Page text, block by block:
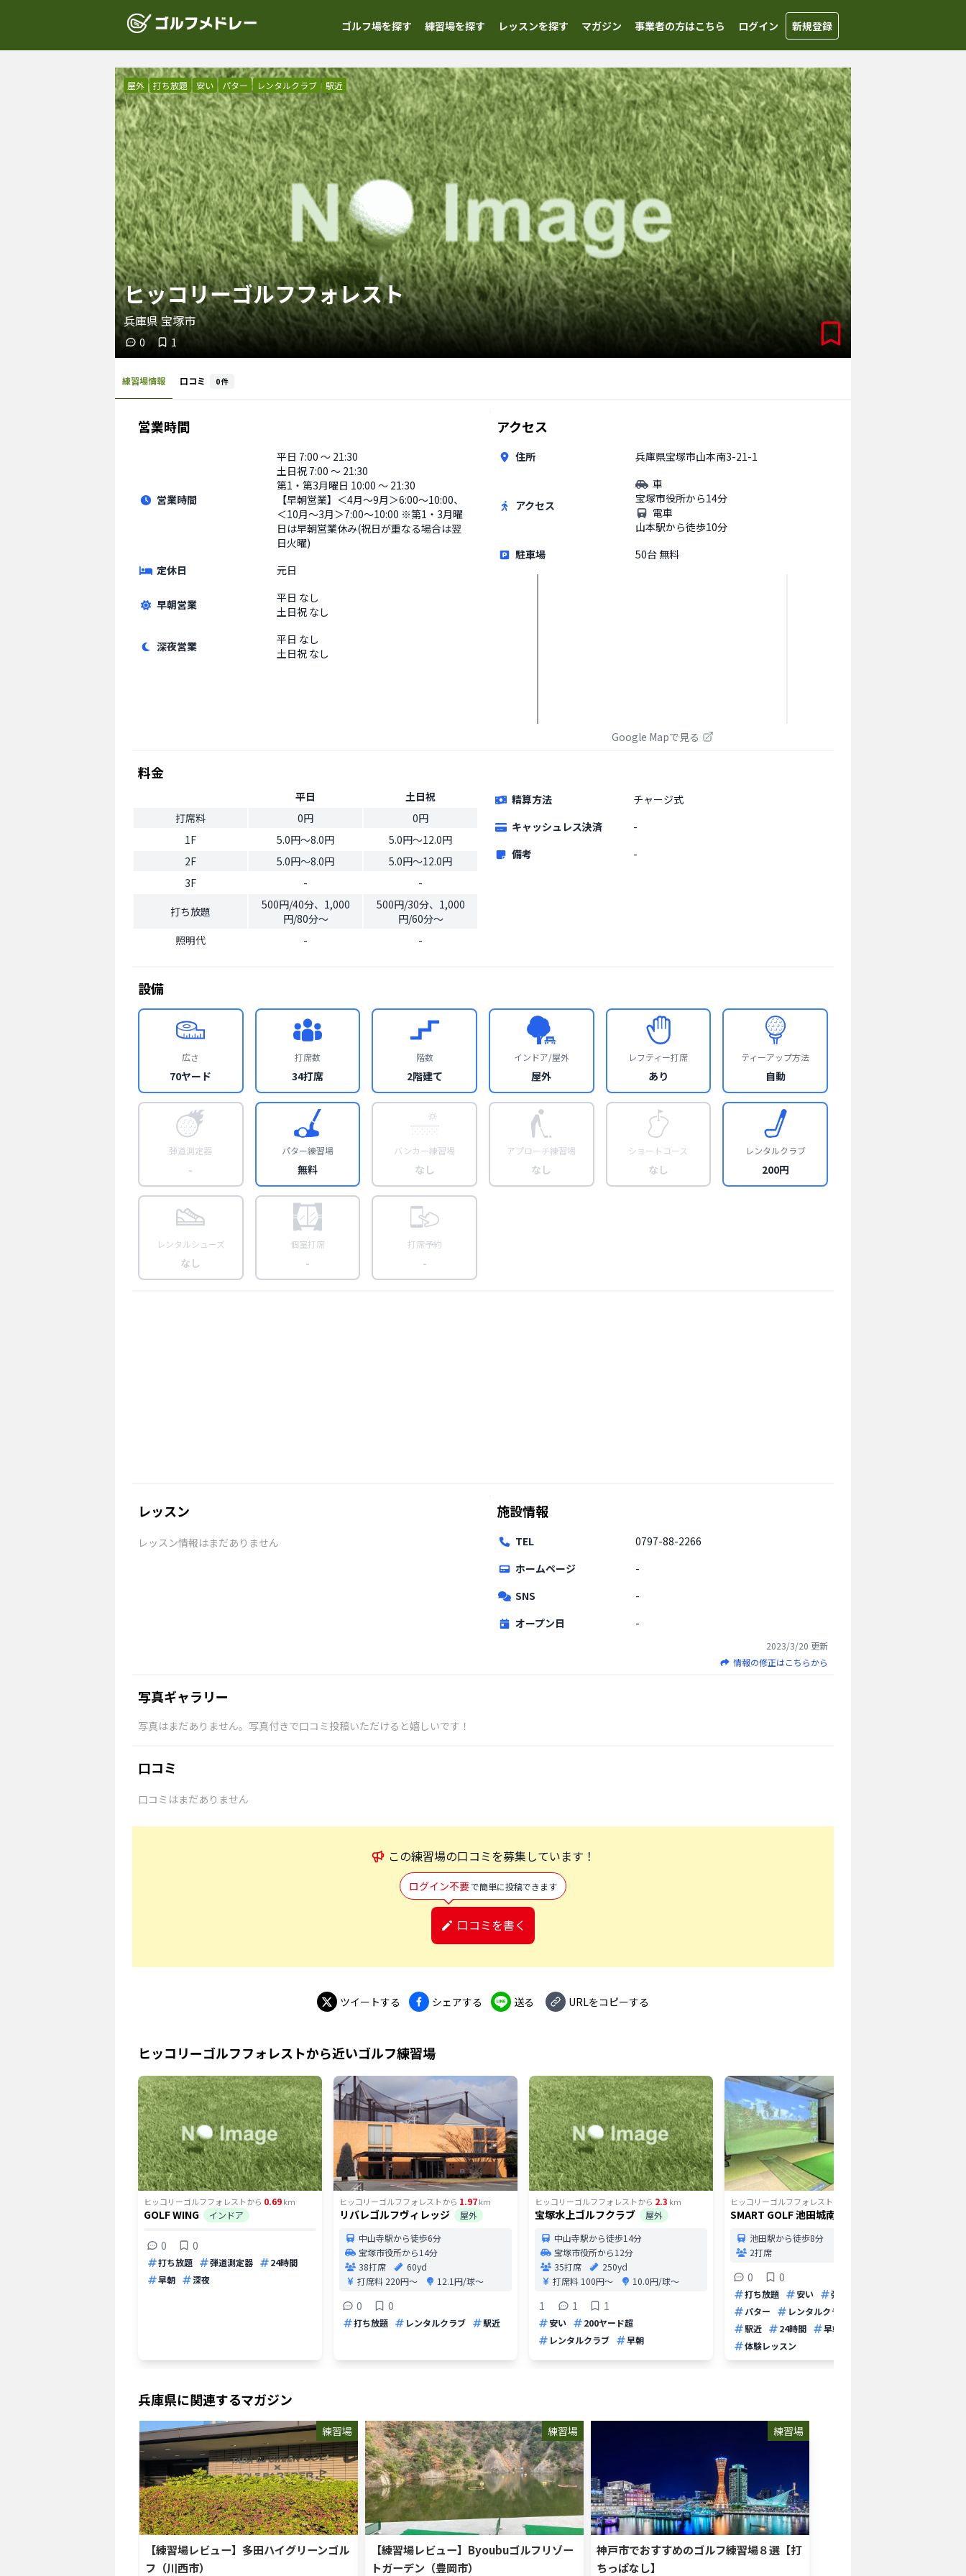
ゴルフ場を探す 練習場を探す レッスンを探す マガジン 事業者の方はこちら ログイン 新規登録
屋外 打ち放題 安い パター レンタルクラブ 駅近
ヒッコリーゴルフフォレスト
兵庫県宝塚市
0 1
練習場情報 口コミ 0件
営業時間
営業時間
平日 7:00 〜 21:30
土日祝 7:00 〜 21:30
第1・第3月曜日 10:00 〜 21:30
【早朝営業】＜4月〜9月＞6:00～10:00、
＜10月〜3月＞7:00～10:00 ※第1・3月曜
日は早朝営業休み(祝日が重なる場合は翌
日火曜)
定休日
元日
早朝営業 平日 なし
土日祝 なし
深夜営業 平日 なし
土日祝 なし
アクセス
住所 兵庫県宝塚市山本南3-21-1
アクセス
車
宝塚市役所から14分
電車
山本駅から徒歩10分
駐車場
50台 無料
Google Mapで見る
料金
平日
土日祝
打席料
0円
0円
1F
5.0円〜8.0円
5.0円〜12.0円
2F
5.0円〜8.0円
5.0円〜12.0円
3F
-
-
打ち放題
500円/40分、1,000
円/80分～
500円/30分、1,000
円/60分～
照明代
- -
精算方法
チャージ式
キャッシュレス決済
-
備考
-
設備
広さ
70ヤード
打席数
34打席
階数
2階建て
インドア/屋外
屋外
レフティー打席
あり
ティーアップ方法
自動
弾道測定器
-
パター練習場
無料
バンカー練習場
なし
アプローチ練習場
なし
ショートコース
なし
レンタルクラブ
200円
レンタルシューズ
なし
個室打席
-
打席予約
-
レッスン
レッスン情報はまだありません
施設情報
TEL
0797-88-2266
ホームページ
-
SNS
-
オープン日
-
2023/3/20 更新
情報の修正はこちらから
写真ギャラリー
写真はまだありません。写真付きで口コミ投稿いただけると嬉しいです！
口コミ
口コミはまだありません
この練習場の口コミを募集しています！
ログイン不要で簡単に投稿できます
口コミを書く
ツイートする シェアする 送る URLをコピーする
ヒッコリーゴルフフォレストから近いゴルフ練習場
ヒッコリーゴルフフォレストから 0.69km
GOLF WING インドア
0 0
打ち放題 弾道測定器
24時間
早朝
深夜
ヒッコリーゴルフフォレストから 1.97km
リバレゴルフヴィレッジ
屋外
中山寺駅から徒歩6分
宝塚市役所から14分
38打席
60yd
打席料 220円〜 12.1円/球〜
0 0
打ち放題 レンタルクラブ 駅近
ヒッコリーゴルフフォレストから 2.3 km
宝塚水上ゴルフクラブ
屋外
中山寺駅から徒歩14分
宝塚市役所から12分
35打席
250yd
打席料 100円〜 10.0円/球〜
1 1 1
安い
200ヤード超
レンタルクラブ
早朝
ヒッコリーゴルフフォレスト
SMART GOLF 池田城南店
池田駅から徒歩8分
2打席
0 0
打ち放題 安い
弾道測定器
パター
レンタルクラブ
駅近
24時間 早朝
体験レッスン
兵庫県に関連するマガジン
練習場
【練習場レビュー】多田ハイグリーンゴル
フ（川西市）
練習場
【練習場レビュー】Byoubuゴルフリゾー
トガーデン（豊岡市）
練習場
神戸市でおすすめのゴルフ練習場８選【打
ちっぱなし】